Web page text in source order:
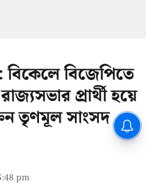
বিজেপিতে
প্রার্থী হয়ে
তৃণমূল সাংসদ
pm